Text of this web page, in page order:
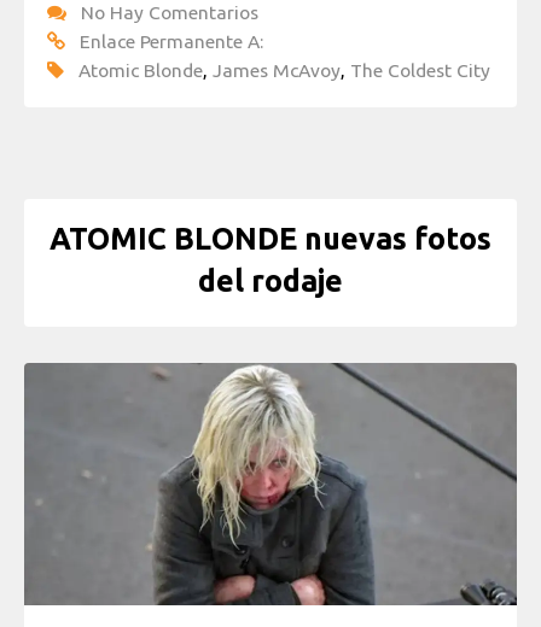
No Hay Comentarios
Enlace Permanente A:
Atomic Blonde, James McAvoy, The Coldest City
ATOMIC BLONDE nuevas fotos
del rodaje